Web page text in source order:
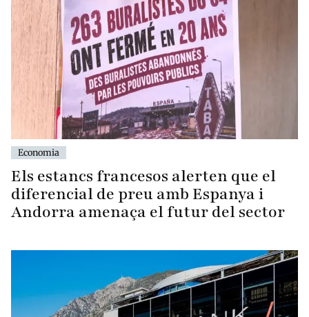
Economia
Els estancs francesos alerten que el
diferencial de preu amb Espanya i
Andorra amenaça el futur del sector